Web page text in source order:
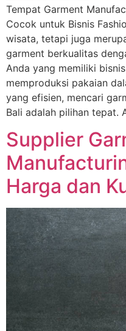
Tempat Garment
Cocok untuk Bisnis
wisata, tetapi juga
garment berkualitas
Anda yang memiliki
memproduksi pakaian
yang efisien, mencari
Bali adalah pilihan tepat.
Supplier
Harga dan